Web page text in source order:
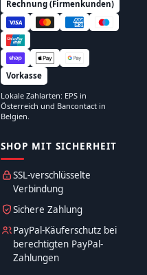
Rechnung (Firmenkunden)
Vorkasse
Lokale Zahlarten: EPS in
Österreich und Bancontact in
Belgien.
SHOP MIT SICHERHEIT
SSL-verschlüsselte
Verbindung
Sichere Zahlung
PayPal-Käuferschutz bei
berechtigten PayPal-
Zahlungen